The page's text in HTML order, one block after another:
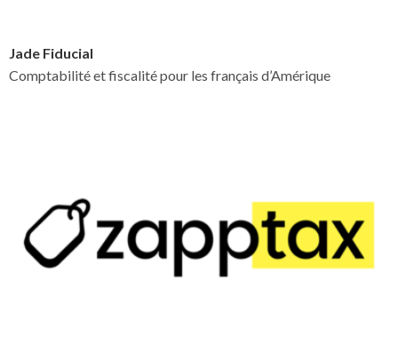
Jade Fiducial
Comptabilité et fiscalité pour les français d’Amérique